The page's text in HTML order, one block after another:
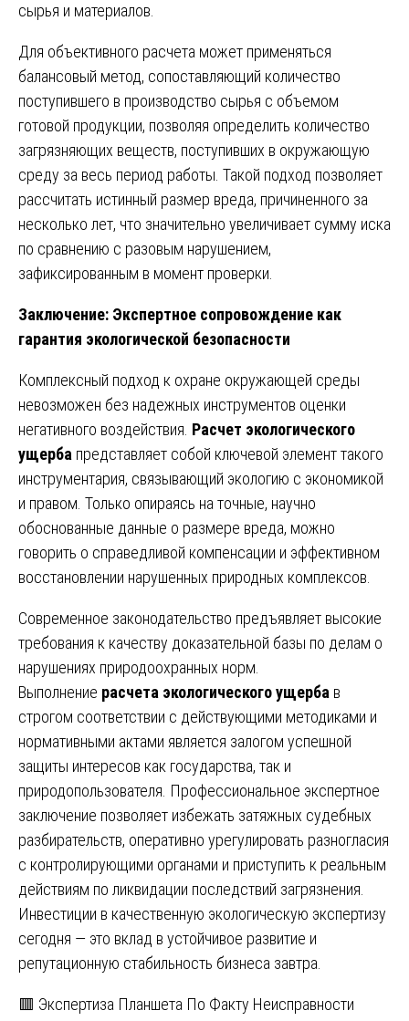
сырья и материалов.
Для объективного расчета может применяться
балансовый метод, сопоставляющий количество
поступившего в производство сырья с объемом
готовой продукции, позволяя определить количество
загрязняющих веществ, поступивших в окружающую
среду за весь период работы. Такой подход позволяет
рассчитать истинный размер вреда, причиненного за
несколько лет, что значительно увеличивает сумму иска
по сравнению с разовым нарушением,
зафиксированным в момент проверки.
Заключение: Экспертное сопровождение как
гарантия экологической безопасности
Комплексный подход к охране окружающей среды
невозможен без надежных инструментов оценки
негативного воздействия. Расчет экологического
ущерба представляет собой ключевой элемент такого
инструментария, связывающий экологию с экономикой
и правом. Только опираясь на точные, научно
обоснованные данные о размере вреда, можно
говорить о справедливой компенсации и эффективном
восстановлении нарушенных природных комплексов.
Современное законодательство предъявляет высокие
требования к качеству доказательной базы по делам о
нарушениях природоохранных норм.
Выполнение расчета экологического ущерба в
строгом соответствии с действующими методиками и
нормативными актами является залогом успешной
защиты интересов как государства, так и
природопользователя. Профессиональное экспертное
заключение позволяет избежать затяжных судебных
разбирательств, оперативно урегулировать разногласия
с контролирующими органами и приступить к реальным
действиям по ликвидации последствий загрязнения.
Инвестиции в качественную экологическую экспертизу
сегодня — это вклад в устойчивое развитие и
репутационную стабильность бизнеса завтра.
Навигация
🟥 Экспертиза Планшета По Факту Неисправности